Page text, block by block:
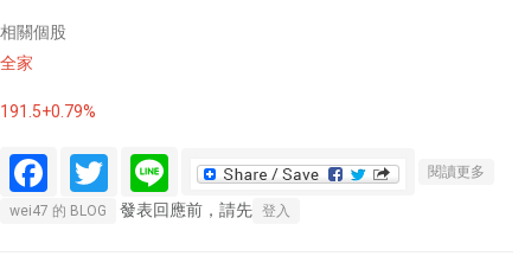
相關個股
全家
191.5+0.79%
Facebook
Twitter
Line 閱讀更多
wei47 的 BLOG 發表回應前，請先 登入